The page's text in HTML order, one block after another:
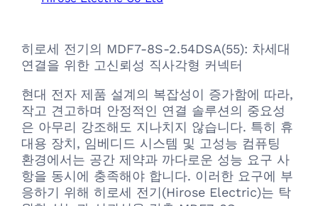
히로세 전기의 MDF7-8S-2.54DSA(55): 차세대
연결을 위한 고신뢰성 직사각형 커넥터
현대 전자 제품 설계의 복잡성이 증가함에 따라,
작고 견고하며 안정적인 연결 솔루션의 중요성
은 아무리 강조해도 지나치지 않습니다. 특히 휴
대용 장치, 임베디드 시스템 및 고성능 컴퓨팅
환경에서는 공간 제약과 까다로운 성능 요구 사
항을 동시에 충족해야 합니다. 이러한 요구에 부
응하기 위해 히로세 전기(Hirose Electric)는 탁